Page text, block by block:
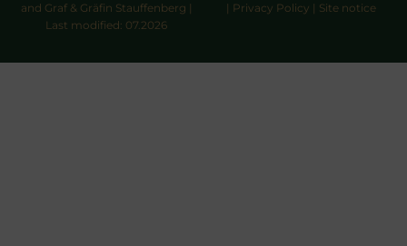
and Graf & Gräfin Stauffenberg |
Last modified: 07.2026
| Privacy Policy | Site notice